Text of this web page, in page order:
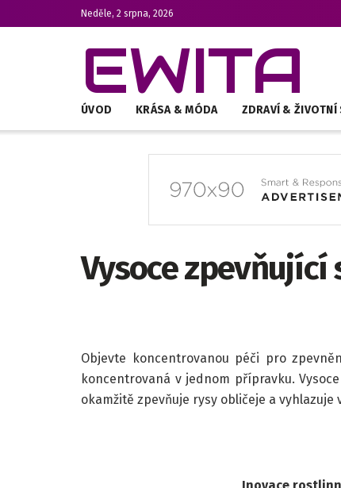
Neděle, 2 srpna, 2026
EWITA
ÚVOD KRÁSA & MÓDA ZDRAVÍ & ŽIVOTNÍ
Vysoce zpevňující
Objevte koncentrovanou péči pro
koncentrovaná v jednom přípravku.
okamžitě zpevňuje rysy obličeje a